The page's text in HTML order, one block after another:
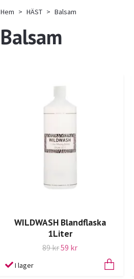
Hem HÄST Balsam
Balsam
WILDWASH Blandflaska
1Liter
89 kr59 kr
I lager